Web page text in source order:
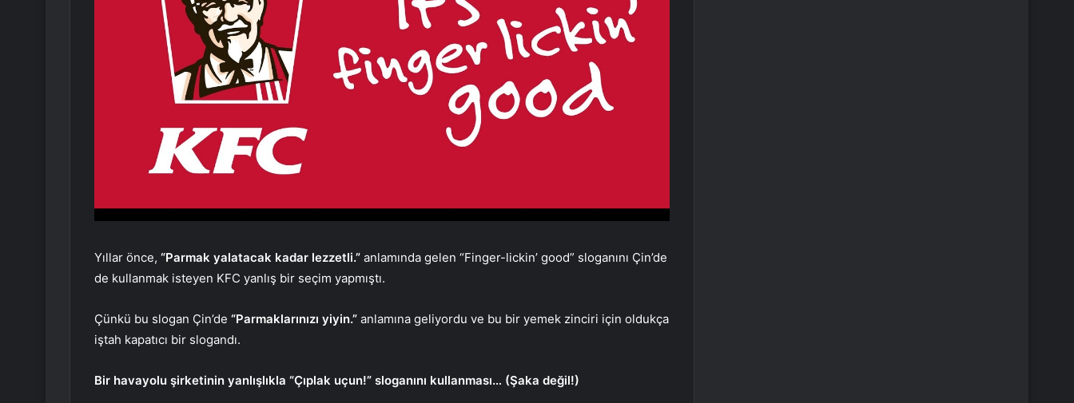
Yıllar önce, “Parmak yalatacak kadar lezzetli.” anlamında gelen “Finger-lickin’ good” sloganını Çin’de
de kullanmak isteyen KFC yanlış bir seçim yapmıştı.
Çünkü bu slogan Çin’de “Parmaklarınızı yiyin.” anlamına geliyordu ve bu bir yemek zinciri için oldukça
iştah kapatıcı bir slogandı.
Bir havayolu şirketinin yanlışlıkla “Çıplak uçun!” sloganını kullanması… (Şaka değil!)